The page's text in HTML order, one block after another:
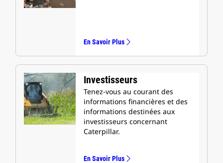
En Savoir Plus
Investisseurs
Tenez-vous au courant des
informations financières et des
informations destinées aux
investisseurs concernant
Caterpillar.
En Savoir Plus